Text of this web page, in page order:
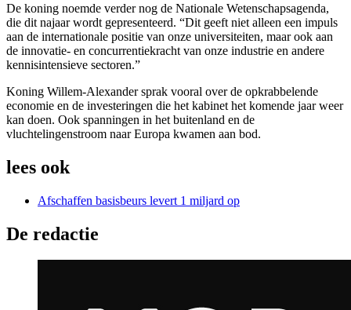
De koning noemde verder nog de Nationale Wetenschapsagenda,
die dit najaar wordt gepresenteerd. “Dit geeft niet alleen een impuls
aan de internationale positie van onze universiteiten, maar ook aan
de innovatie- en concurrentiekracht van onze industrie en andere
kennisintensieve sectoren.”
Koning Willem-Alexander sprak vooral over de opkrabbelende
economie en de investeringen die het kabinet het komende jaar weer
kan doen. Ook spanningen in het buitenland en de
vluchtelingenstroom naar Europa kwamen aan bod.
lees ook
Afschaffen basisbeurs levert 1 miljard op
De redactie